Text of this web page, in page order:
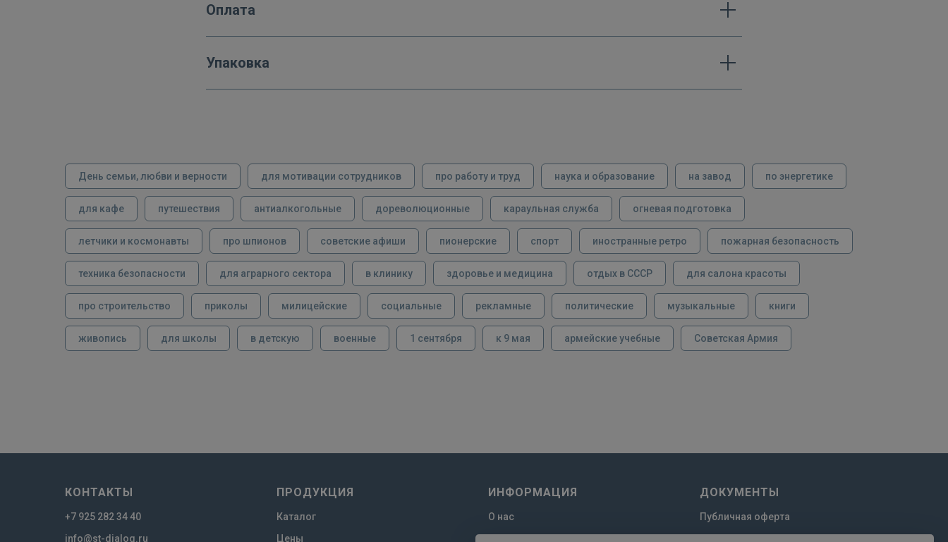
Оплата
Упаковка
День семьи, любви и верности для мотивации сотрудников про работу и труд наука и образование на завод по энергетике
для кафе путешествия антиалкогольные дореволюционные караульная служба огневая подготовка
летчики и космонавты про шпионов советские афиши пионерские спорт иностранные ретро пожарная безопасность
техника безопасности для аграрного сектора в клинику здоровье и медицина отдых в СССР для салона красоты
про строительство приколы милицейские социальные рекламные политические музыкальные книги
живопись для школы в детскую военные 1 сентября к 9 мая армейские учебные Советская Армия
КОНТАКТЫ
+7 925 282 34 40
info@st-dialog.ru
ПРОДУКЦИЯ
Каталог
Цены
ИНФОРМАЦИЯ
О нас
ДОКУМЕНТЫ
Публичная оферта